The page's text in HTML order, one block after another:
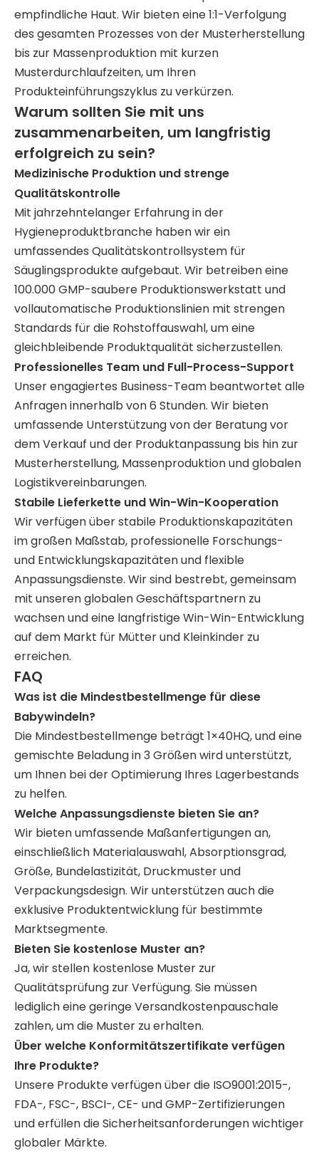
empfindliche Haut. Wir bieten eine 1:1-Verfolgung
des gesamten Prozesses von der Musterherstellung
bis zur Massenproduktion mit kurzen
Musterdurchlaufzeiten, um Ihren
Produkteinführungszyklus zu verkürzen.
Warum sollten Sie mit uns
zusammenarbeiten, um langfristig
erfolgreich zu sein?
Medizinische Produktion und strenge
Qualitätskontrolle
Mit jahrzehntelanger Erfahrung in der
Hygieneproduktbranche haben wir ein
umfassendes Qualitätskontrollsystem für
Säuglingsprodukte aufgebaut. Wir betreiben eine
100.000 GMP-saubere Produktionswerkstatt und
vollautomatische Produktionslinien mit strengen
Standards für die Rohstoffauswahl, um eine
gleichbleibende Produktqualität sicherzustellen.
Professionelles Team und Full-Process-Support
Unser engagiertes Business-Team beantwortet alle
Anfragen innerhalb von 6 Stunden. Wir bieten
umfassende Unterstützung von der Beratung vor
dem Verkauf und der Produktanpassung bis hin zur
Musterherstellung, Massenproduktion und globalen
Logistikvereinbarungen.
Stabile Lieferkette und Win-Win-Kooperation
Wir verfügen über stabile Produktionskapazitäten
im großen Maßstab, professionelle Forschungs-
und Entwicklungskapazitäten und flexible
Anpassungsdienste. Wir sind bestrebt, gemeinsam
mit unseren globalen Geschäftspartnern zu
wachsen und eine langfristige Win-Win-Entwicklung
auf dem Markt für Mütter und Kleinkinder zu
erreichen.
FAQ
Was ist die Mindestbestellmenge für diese
Babywindeln?
Die Mindestbestellmenge beträgt 1×40HQ, und eine
gemischte Beladung in 3 Größen wird unterstützt,
um Ihnen bei der Optimierung Ihres Lagerbestands
zu helfen.
Welche Anpassungsdienste bieten Sie an?
Wir bieten umfassende Maßanfertigungen an,
einschließlich Materialauswahl, Absorptionsgrad,
Größe, Bundelastizität, Druckmuster und
Verpackungsdesign. Wir unterstützen auch die
exklusive Produktentwicklung für bestimmte
Marktsegmente.
Bieten Sie kostenlose Muster an?
Ja, wir stellen kostenlose Muster zur
Qualitätsprüfung zur Verfügung. Sie müssen
lediglich eine geringe Versandkostenpauschale
zahlen, um die Muster zu erhalten.
Über welche Konformitätszertifikate verfügen
Ihre Produkte?
Unsere Produkte verfügen über die ISO9001:2015-,
FDA-, FSC-, BSCI-, CE- und GMP-Zertifizierungen
und erfüllen die Sicherheitsanforderungen wichtiger
globaler Märkte.